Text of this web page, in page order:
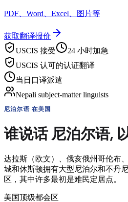
PDF、Word、Excel、图片等
获取翻译报价
USCIS 接受
24 小时加急
USCIS 认可的认证翻译
当日口译派遣
Nepali subject-matter linguists
尼泊尔语 在美国
谁说话 尼泊尔语,
达拉斯（欧文）、俄亥俄州哥伦布
城和休斯顿拥有大型尼泊尔和不丹
区，其中许多最初是难民定居点。
美国顶级都会区